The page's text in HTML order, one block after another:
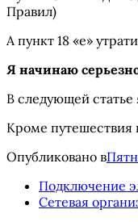
Правил)
А пункт 18 «е»
Я начинаю
В следующей
Кроме путешествия
Опубликовано в
Подключение
Сетевая